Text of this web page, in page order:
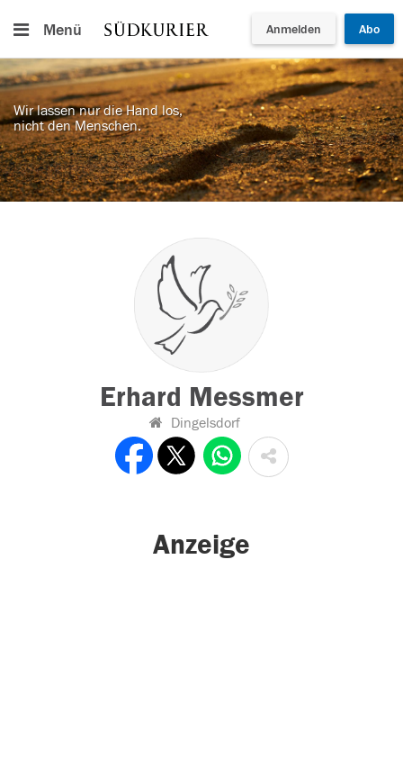
Menü Anmelden Abo
Wir lassen nur die Hand los,
nicht den Menschen.
Erhard Messmer
Dingelsdorf
Anzeige